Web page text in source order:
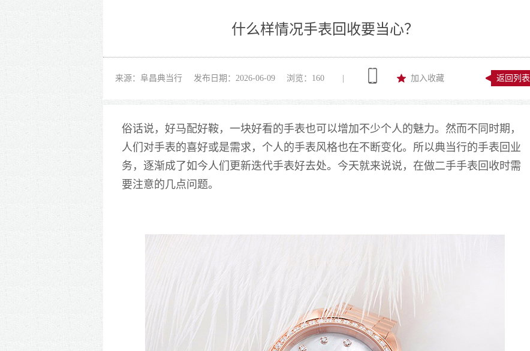
什么样情况手表回收要当心？
返回列表
加入收藏
来源：阜昌典当行 发布日期：2026-06-09 浏览： 160
俗话说，好马配好鞍， 一块好看的手表也可以增加不少个人的魅力。然而不同时期，
人们对手表的喜好或是需求，个人的手表风格也在不断变化。所以典当行的手表回业
务，逐渐成了如今人们更新迭代手表好去处。今天就来说说，在做二手手表回收时需
要注意的几点问题。